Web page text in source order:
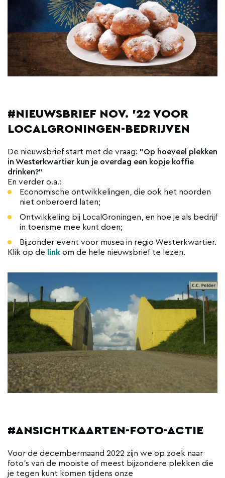
#NIEUWSBRIEF NOV. '22 VOOR
LOCALGRONINGEN-BEDRIJVEN
De nieuwsbrief start met de vraag: "Op hoeveel plekken
in Westerkwartier kun je overdag een kopje koffie
drinken?"
En verder o.a.:
Economische ontwikkelingen, die ook het noorden
niet onberoerd laten;
Ontwikkeling bij LocalGroningen, en hoe je als bedrijf
in toerisme mee kunt doen;
Bijzonder event voor musea in regio Westerkwartier.
Klik op de
link om de hele nieuwsbrief te lezen.
#ANSICHTKAARTEN-FOTO-ACTIE
Voor de decembermaand 2022 zijn we op zoek naar
foto’s van de mooiste of meest bijzondere plekken die
je tegen kunt komen tijdens onze